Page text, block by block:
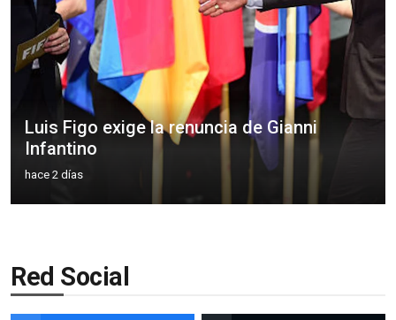
Luis Figo exige la renuncia de Gianni
Infantino
hace 2 días
Red Social